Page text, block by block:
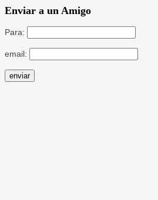
Enviar a un Amigo
Para:
email: